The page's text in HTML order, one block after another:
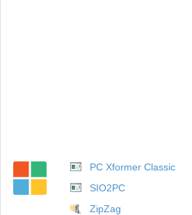
PC Xformer Classic
SIO2PC
ZipZag